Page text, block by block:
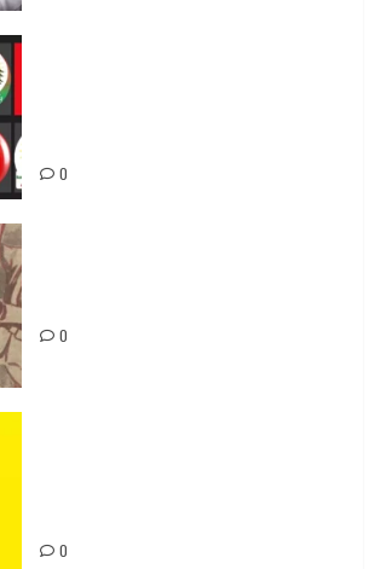
0
0
0